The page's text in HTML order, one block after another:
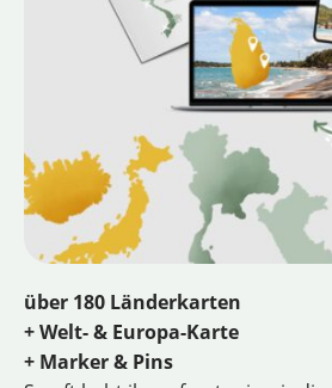
über 180 Länderkarten
+ Welt- & Europa-Karte
+ Marker & Pins